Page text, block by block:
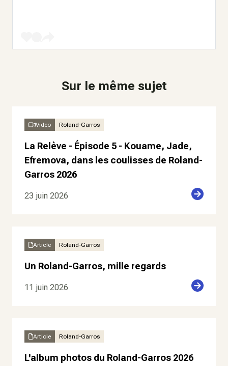
Sur le même sujet
Video Roland-Garros
La Relève - Épisode 5 - Kouame, Jade,
Efremova, dans les coulisses de Roland-
Garros 2026
23 juin 2026
Article Roland-Garros
Un Roland-Garros, mille regards
11 juin 2026
Article Roland-Garros
L'album photos du Roland-Garros 2026